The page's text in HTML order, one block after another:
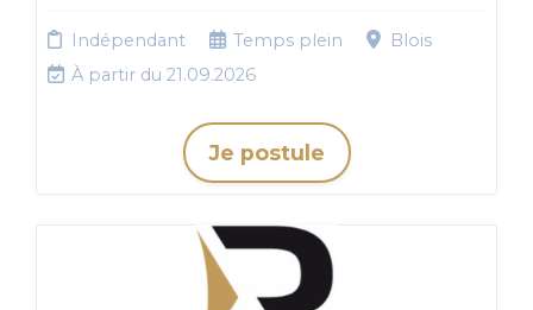
Indépendant Temps plein
Blois
À partir du 21.09.2026
Je postule